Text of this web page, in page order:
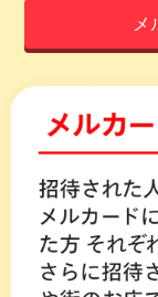
メ